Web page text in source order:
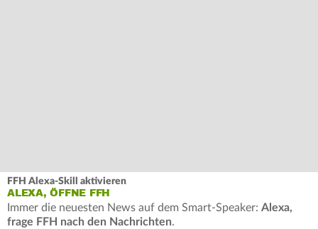
FFH Alexa-Skill aktivieren
ALEXA, ÖFFNE FFH
Immer die neuesten News auf dem Smart-Speaker: Alexa,
frage FFH nach den Nachrichten.